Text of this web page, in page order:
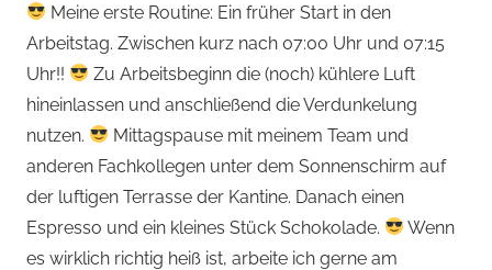
Juli
2024
med.
Stefan
Wagner,
MHBA
Meine erste Routine: Ein früher Start in den
Arbeitstag. Zwischen kurz nach 07:00 Uhr und 07:15
Uhr!!
Zu Arbeitsbeginn die (noch) kühlere Luft
hineinlassen und anschließend die Verdunkelung
nutzen.
Mittagspause mit meinem Team und
anderen Fachkollegen unter dem Sonnenschirm auf
der luftigen Terrasse der Kantine. Danach einen
Espresso und ein kleines Stück Schokolade.
Wenn
es wirklich richtig heiß ist, arbeite ich gerne am